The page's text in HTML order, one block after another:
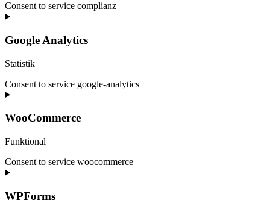
Consent to service complianz
Google Analytics
Statistik
Consent to service google-analytics
WooCommerce
Funktional
Consent to service woocommerce
WPForms